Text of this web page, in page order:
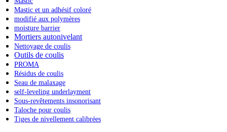
Mastic et un adhésif coloré
modifié aux polymères
moisture barrier
Mortiers autonivelant
Nettoyage de coulis
Outils de coulis
PROMA
Résidus de coulis
Seau de malaxage
self-leveling underlayment
Sous-revêtements insonorisant
Taloche pour coulis
Tiges de nivellement calibrées